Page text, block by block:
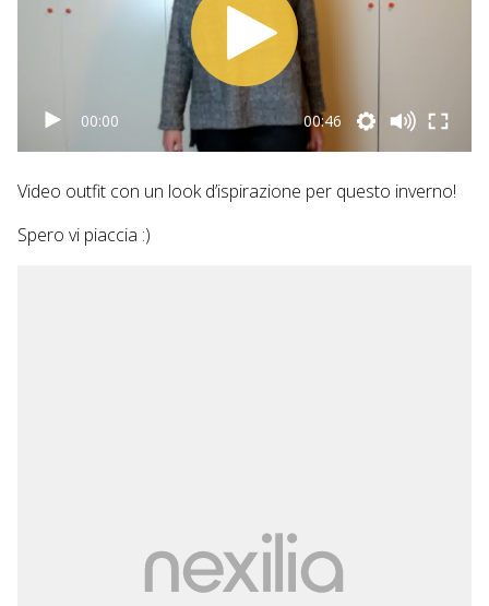
00:00 00:46
Video outfit con un look d’ispirazione per questo inverno!
Spero vi piaccia :)